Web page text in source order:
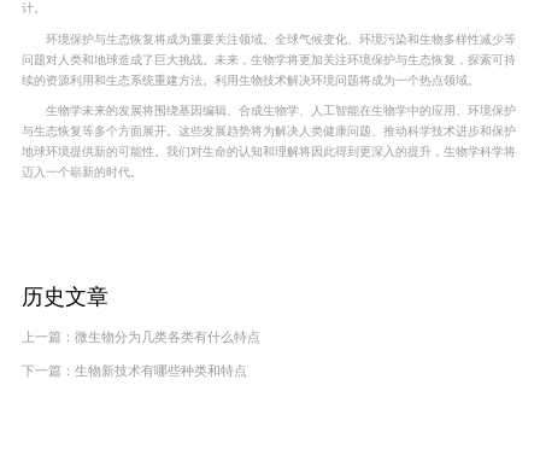
计。
环境保护与生态恢复将成为重要关注领域。全球气候变化、环境污染和生物多样性减少等
问题对人类和地球造成了巨大挑战。未来，生物学将更加关注环境保护与生态恢复，探索可持
续的资源利用和生态系统重建方法。利用生物技术解决环境问题将成为一个热点领域。
生物学未来的发展将围绕基因编辑、合成生物学、人工智能在生物学中的应用、环境保护
与生态恢复等多个方面展开。这些发展趋势将为解决人类健康问题、推动科学技术进步和保护
地球环境提供新的可能性。我们对生命的认知和理解将因此得到更深入的提升，生物学科学将
迈入一个崭新的时代。
历史文章
上一篇： 微生物分为几类各类有什么特点
下一篇： 生物新技术有哪些种类和特点